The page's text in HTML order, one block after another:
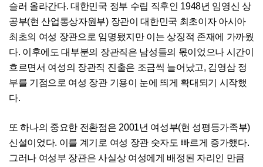
슬러 올라간다. 대한민국 정부 수립 직후인 1948년 임영신 상
공부(현 산업통상자원부) 장관이 대한민국 최초이자 아시아
최초의 여성 장관으로 임명됐지만 이는 상징적 존재에 가까웠
다. 이후에도 대부분의 장관직은 남성들의 몫이었으나 시간이
흐르면서 여성의 장관직 진출은 조금씩 늘어났고, 김영삼 정
부를 기점으로 여성 장관 기용이 눈에 띄게 확대되기 시작했
다.
또 하나의 중요한 전환점은 2001년 여성부(현 성평등가족부)
신설이었다. 이를 계기로 여성 장관 숫자도 빠르게 증가했다.
그러나 여성부 장관은 사실상 여성에게 배정된 자리인 만큼